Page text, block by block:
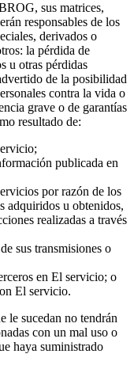
sus matrices,
responsables de los
derivados o
la pérdida de
u otras pérdidas
de la posibilidad
contra la vida o
grave o de garantías
resultado de:
publicada en
por razón de los
adquiridos u obtenidos,
realizadas a través
sus transmisiones o
en El servicio; o
El servicio.
sucedan no tendrán
con un mal uso o
haya suministrado